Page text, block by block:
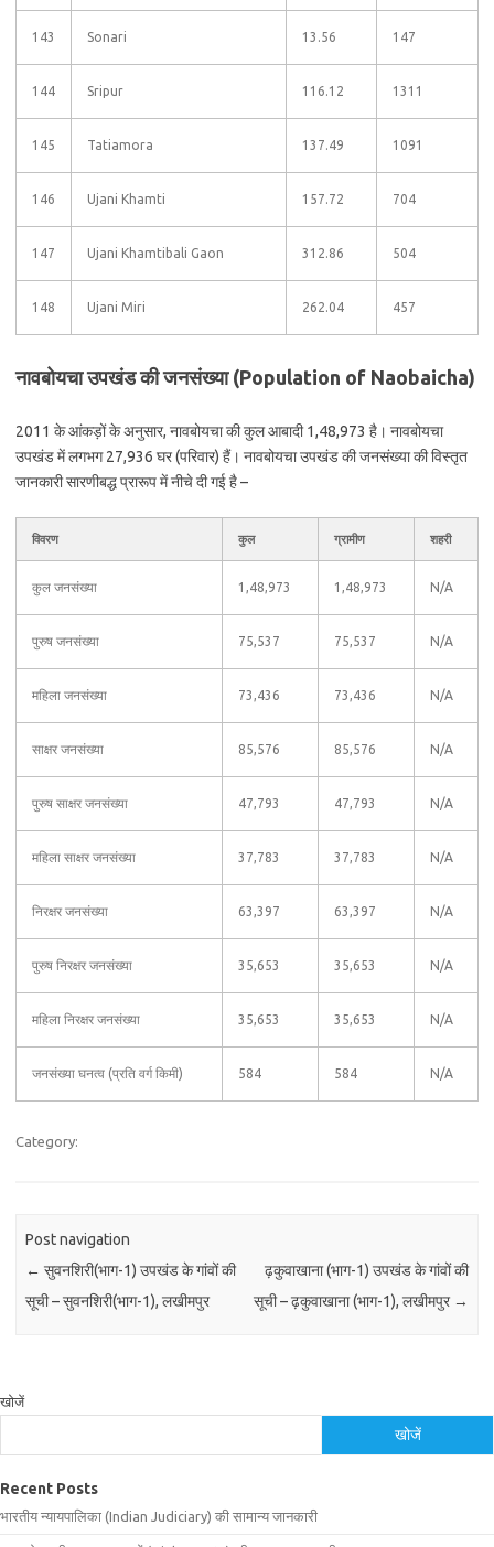
143 Sonari 13.56 147
144 Sripur 116.12 1311
145 Tatiamora 137.49 1091
146 Ujani Khamti 157.72 704
147 Ujani Khamtibali Gaon 312.86 504
148 Ujani Miri 262.04 457
नावबोयचा उपखंड की जनसंख्या (Population of Naobaicha)
2011 के आंकड़ों के अनुसार, नावबोयचा की कुल आबादी 1,48,973 है। नावबोयचा
उपखंड में लगभग 27,936 घर (परिवार) हैं। नावबोयचा उपखंड की जनसंख्या की विस्तृत
जानकारी सारणीबद्ध प्रारूप में नीचे दी गई है –
विवरण कुल ग्रामीण शहरी
कुल जनसंख्या 1,48,973 1,48,973 N/A
पुरुष जनसंख्या 75,537 75,537 N/A
महिला जनसंख्या 73,436 73,436 N/A
साक्षर जनसंख्या 85,576 85,576 N/A
पुरुष साक्षर जनसंख्या 47,793 47,793 N/A
महिला साक्षर जनसंख्या 37,783 37,783 N/A
निरक्षर जनसंख्या 63,397 63,397 N/A
पुरुष निरक्षर जनसंख्या 35,653 35,653 N/A
महिला निरक्षर जनसंख्या 35,653 35,653 N/A
जनसंख्या घनत्व (प्रति वर्ग किमी) 584 584 N/A
Category:
Post navigation
← सुवनशिरी(भाग-1) उपखंड के गांवों की
सूची – सुवनशिरी(भाग-1), लखीमपुर
ढ़कुवाखाना (भाग-1) उपखंड के गांवों की
सूची – ढ़कुवाखाना (भाग-1), लखीमपुर →
खोजें
खोजें
Recent Posts
भारतीय न्यायपालिका (Indian Judiciary) की सामान्य जानकारी